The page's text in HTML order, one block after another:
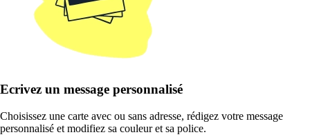
Ecrivez un message personnalisé
Choisissez une carte avec ou sans adresse, rédigez votre message
personnalisé et modifiez sa couleur et sa police.